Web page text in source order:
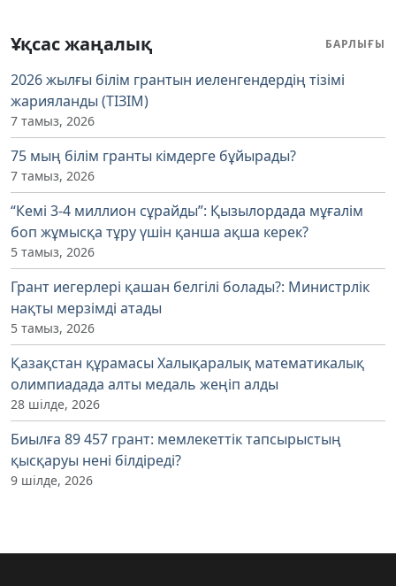
Ұқсас жаңалық БАРЛЫҒЫ
2026 жылғы білім грантын иеленгендердің тізімі
жарияланды (ТІЗІМ)
7 тамыз, 2026
75 мың білім гранты кімдерге бұйырады?
7 тамыз, 2026
“Кемі 3-4 миллион сұрайды”: Қызылордада мұғалім
боп жұмысқа тұру үшін қанша ақша керек?
5 тамыз, 2026
Грант иегерлері қашан белгілі болады?: Министрлік
нақты мерзімді атады
5 тамыз, 2026
Қазақстан құрамасы Халықаралық математикалық
олимпиадада алты медаль жеңіп алды
28 шілде, 2026
Биылға 89 457 грант: мемлекеттік тапсырыстың
қысқаруы нені білдіреді?
9 шілде, 2026